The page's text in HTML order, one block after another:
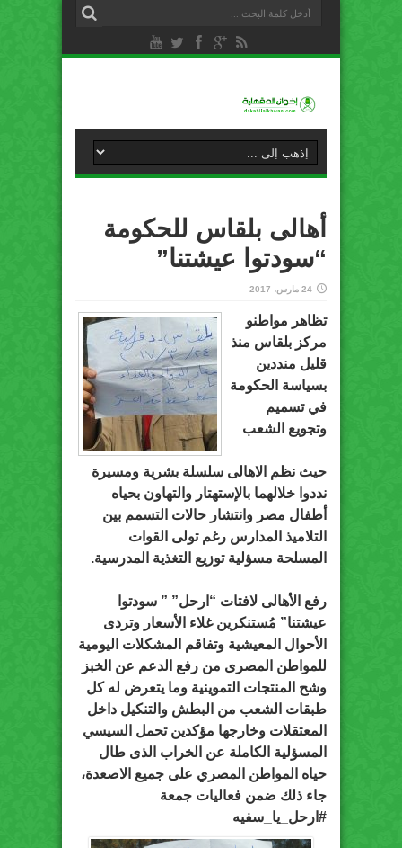
أهالى بلقاس للحكومة
“سودتوا عيشتنا”
24 مارس، 2017
تظاهر مواطنو
مركز بلقاس منذ
قليل منددين
بسياسة الحكومة
في تسميم
وتجويع الشعب
حيث نظم الاهالى سلسلة بشرية ومسيرة
نددوا خلالهما بالإستهتار والتهاون بحياه
أطفال مصر وانتشار حالات التسمم بين
التلاميذ المدارس رغم تولى القوات
المسلحة مسؤلية توزيع التغذية المدرسية.
رفع الأهالى لافتات “ارحل” ” سودتوا
عيشتنا” مُستنكرين غلاء الأسعار وتردى
الأحوال المعيشية وتفاقم المشكلات اليومية
للمواطن المصرى من رفع الدعم عن الخبز
وشح المنتجات التموينية وما يتعرض له كل
طبقات الشعب من البطش والتنكيل داخل
المعتقلات وخارجها مؤكدين تحمل السيسي
المسؤلية الكاملة عن الخراب الذى طال
حياه المواطن المصري على جميع الاصعدة،
جاء ذلك ضمن فعاليات جمعة
#ارحل_يا_سفيه